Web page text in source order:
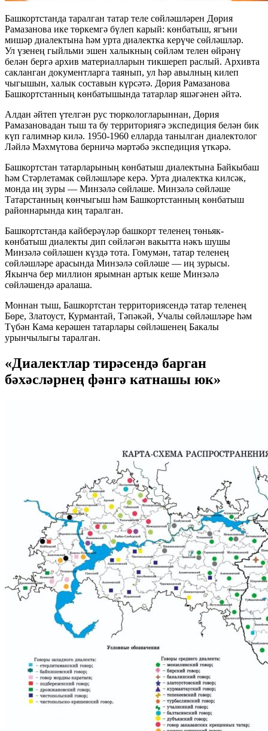
Башкортстанда таралган татар теле сөйләшләрен Дөрия
Рамазанова ике төркемгә бүлеп карый: көнбатыш, ягъни
мишәр диалектына һәм урта диалектка керүче сөйләшләр.
Ул үзенең гыйльми эшен халыкның сөйләм телен өйрәнү
белән бергә архив материалларын тикшереп раслый. Архивта
сакланган документларга таянып, ул һәр авылның килеп
чыгышын, халык составын күрсәтә. Дөрия Рамазанова
Башкортстанның көнбатышында татарлар яшәгәнен әйтә.
Алдан әйтеп үтелгән рус тюркологларыннан, Дөрия
Рамазановадан тыш та бу территориягә экспедиция белән бик
күп галимнәр килә. 1950-1960 елларда танылган диалектолог
Ләйлә Мәхмүтова берничә мәртәбә экспедиция үткәрә.
Башкортстан татарларының көнбатыш диалектына Байкыбаш
һәм Стәрлетамак сөйләшләре керә. Урта диалектка килсәк,
монда иң зуры — Минзәлә сөйләше. Минзәлә сөйләше
Татарстанның көнчыгыш һәм Башкортстанның көнбатыш
районнарында киң таралган.
Башкортстанда кайберәүләр башкорт теленең төньяк-
көнбатыш диалекты дип сөйләгән вакытта нәкъ шушы
Минзәлә сөйләшен күздә тота. Гомумән, татар теленең
сөйләшләре арасында Минзәлә сөйләше — иң зурысы.
Якынча бер миллион ярымнан артык кеше Минзәлә
сөйләшендә аралаша.
Моннан тыш, Башкортстан территориясендә татар теленең
Бөре, Златоуст, Курмантай, Тәпәкәй, Учалы сөйләшләре һәм
Түбән Кама керәшен татарлары сөйләшенең Бакалы
урынчылыгы таралган.
«Диалектлар тирәсендә барган
бәхәсләрнең фәнгә катнашы юк»